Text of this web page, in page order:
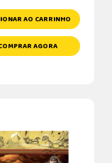
AO CARRINHO
AGORA